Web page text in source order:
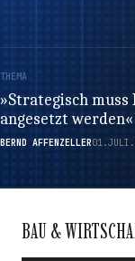
THEMA
»Strategisch muss
angesetzt werden«
BERND AFFENZELLER
BAU &